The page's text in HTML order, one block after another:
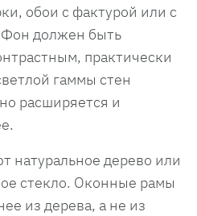
обои с фактурой или с
Фон должен быть
практически
гаммы стен
расширяется и
натуральное дерево или
стекло. Оконные рамы
из дерева, а не из